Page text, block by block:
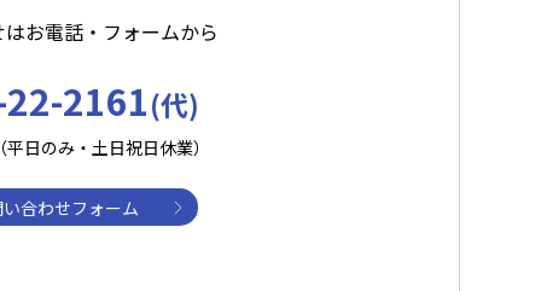
お電話・フォームから
2161(代)
日のみ・土日祝日休業）
合わせフォーム